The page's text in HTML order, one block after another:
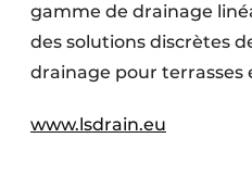
gamme de drainage
des solutions discrètes
drainage pour terrasses
www.lsdrain.eu